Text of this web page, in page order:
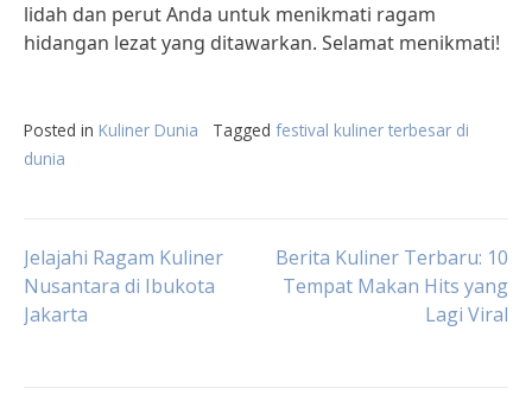
lidah dan perut Anda untuk menikmati ragam
hidangan lezat yang ditawarkan. Selamat menikmati!
Posted in Kuliner Dunia Tagged festival kuliner terbesar di
dunia
Post
navigation
Jelajahi Ragam Kuliner
Nusantara di Ibukota
Jakarta
Berita Kuliner Terbaru: 10
Tempat Makan Hits yang
Lagi Viral